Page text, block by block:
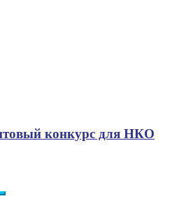
конкурс для НКО
Поиск